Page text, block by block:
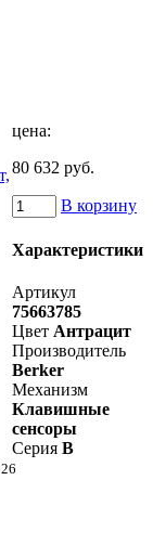
цена:
80 632 руб.
В корзину
Характеристики
Артикул
75663785
Цвет Антрацит
Производитель
Berker
Механизм
Клавишные
сенсоры
Серия B